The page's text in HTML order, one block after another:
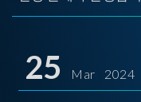
Implementers
서는 USB PD를 지
습니다. 스마트폰,
리지, 노트북, 디스플
25 Mar 2024